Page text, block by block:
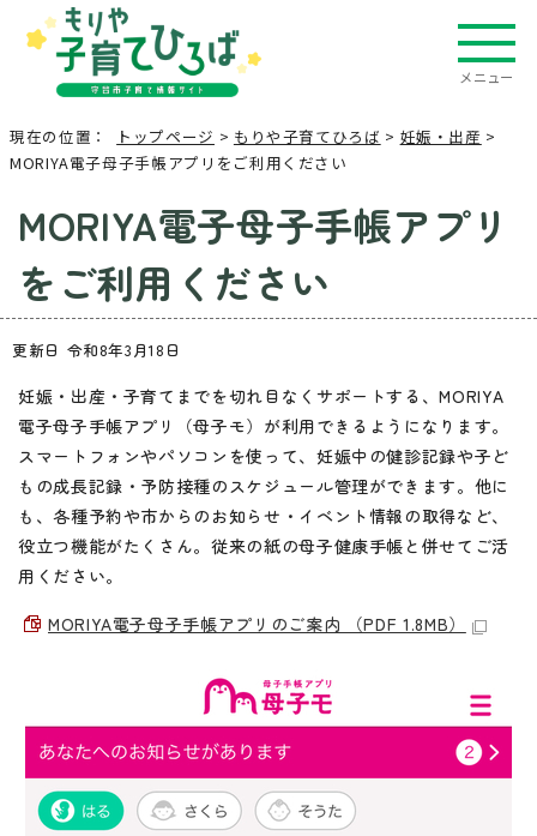
メニュー
現在の位置： トップページ > もりや子育てひろば > 妊娠・出産 >
MORIYA電子母子手帳アプリをご利用ください
MORIYA電子母子手帳アプリ
をご利用ください
更新日 令和8年3月18日
妊娠・出産・子育てまでを切れ目なくサポートする、MORIYA
電子母子手帳アプリ（母子モ）が利用できるようになります。
スマートフォンやパソコンを使って、妊娠中の健診記録や子ど
もの成長記録・予防接種のスケジュール管理ができます。他に
も、各種予約や市からのお知らせ・イベント情報の取得など、
役立つ機能がたくさん。従来の紙の母子健康手帳と併せてご活
用ください。
MORIYA電子母子手帳アプリのご案内 （PDF 1.8MB）